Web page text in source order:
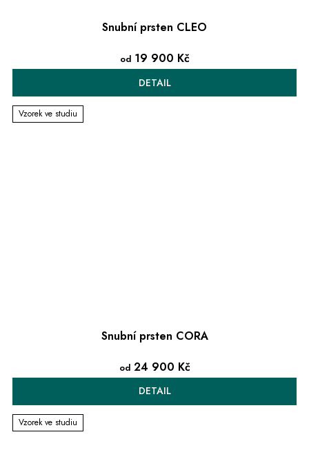
Snubní prsten CLEO
od19 900 Kč
DETAIL
Vzorek ve studiu
Snubní prsten CORA
od24 900 Kč
DETAIL
Vzorek ve studiu